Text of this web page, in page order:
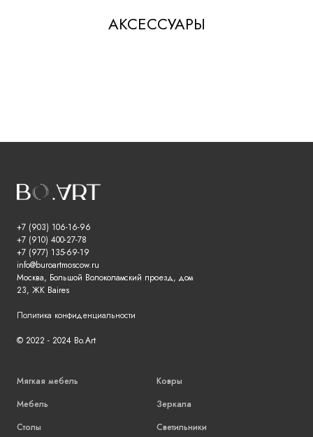
АКСЕССУАРЫ
+7 (903) 106-16-96
+7 (910) 400-27-78
+7 (977) 135-69-19
info@buroartmoscow.ru
Москва, Большой Волоколамский проезд, дом
23, ЖК Baires
Политика конфиденциальности
© 2022 - 2024 Bo.Art
Мягкая мебель
Мебель
Столы
Ковры
Зеркала
Светильники